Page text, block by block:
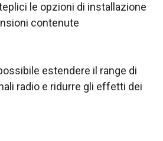
le opzioni di installazione
contenute
estendere il range di
radio e ridurre gli effetti dei